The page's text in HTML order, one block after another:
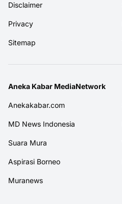
Disclaimer
Privacy
Sitemap
Aneka Kabar MediaNetwork
Anekakabar.com
MD News Indonesia
Suara Mura
Aspirasi Borneo
Muranews